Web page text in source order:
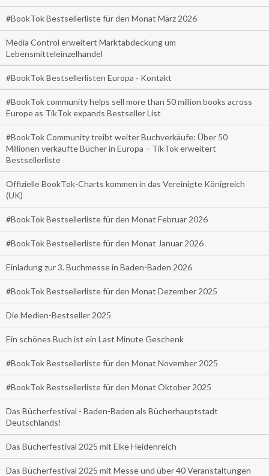
#BookTok Bestsellerliste für den Monat März 2026
Media Control erweitert Marktabdeckung um
Lebensmitteleinzelhandel
#BookTok Bestsellerlisten Europa - Kontakt
#BookTok community helps sell more than 50 million books across
Europe as TikTok expands Bestseller List
#BookTok Community treibt weiter Buchverkäufe: Über 50
Millionen verkaufte Bücher in Europa – TikTok erweitert
Bestsellerliste
Offizielle BookTok-Charts kommen in das Vereinigte Königreich
(UK)
#BookTok Bestsellerliste für den Monat Februar 2026
#BookTok Bestsellerliste für den Monat Januar 2026
Einladung zur 3. Buchmesse in Baden-Baden 2026
#BookTok Bestsellerliste für den Monat Dezember 2025
Die Medien-Bestseller 2025
Ein schönes Buch ist ein Last Minute Geschenk
#BookTok Bestsellerliste für den Monat November 2025
#BookTok Bestsellerliste für den Monat Oktober 2025
Das Bücherfestival - Baden-Baden als Bücherhauptstadt
Deutschlands!
Das Bücherfestival 2025 mit Elke Heidenreich
Das Bücherfestival 2025 mit Messe und über 40 Veranstaltungen